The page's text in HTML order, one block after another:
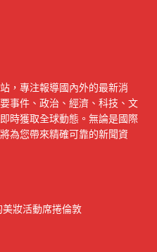
，專注報導國內外的最新消
事件、政治、經濟、科技、文
時獲取全球動態。無論是國際
為您帶來精確可靠的新聞資
妝活動席捲倫敦